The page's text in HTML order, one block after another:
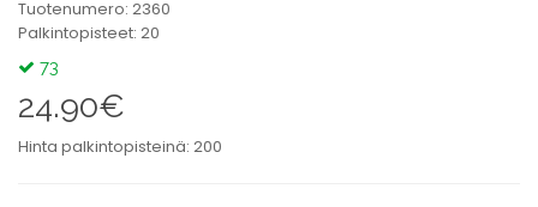
Tuotenumero: 2360
Palkintopisteet: 20
73
24.90€
Hinta palkintopisteinä: 200